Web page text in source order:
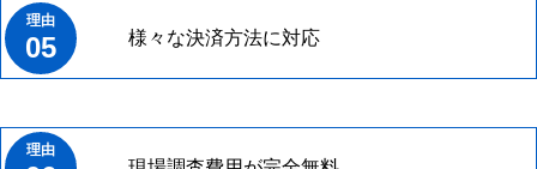
05 様々な決済方法に対応